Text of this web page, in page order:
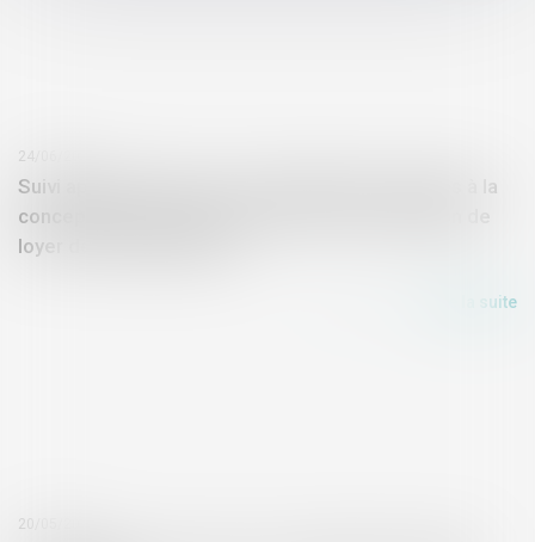
Suivi approfondi des recommandations relatives à la
conception et à la mise en œuvre de la réduction de
loyer de solidarité (RLS)
24/06/2025
Lire la suite
20/05/2025